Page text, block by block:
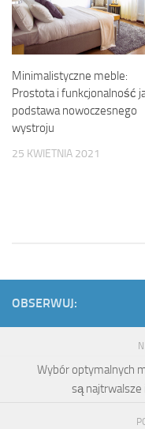
Minimalistyczne meble:
Prostota i funkcjonalność
podstawa nowoczesnego
wystroju
25 KWIETNIA 2021
OBSERWUJ:
Wybór optymalnych
są najtrwalsze